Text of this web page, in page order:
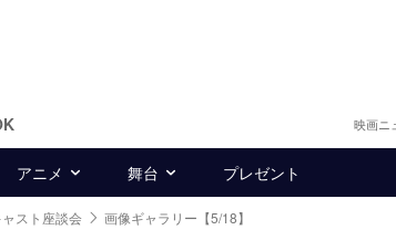
映画ニ
アニメ 舞台 プレゼント
ャスト座談会 画像ギャラリー【5/18】